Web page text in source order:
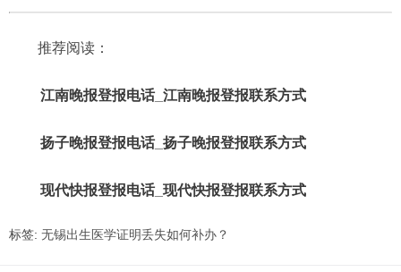
推荐阅读：
江南晚报登报电话_江南晚报登报联系方式
扬子晚报登报电话_扬子晚报登报联系方式
现代快报登报电话_现代快报登报联系方式
标签: 无锡出生医学证明丢失如何补办？